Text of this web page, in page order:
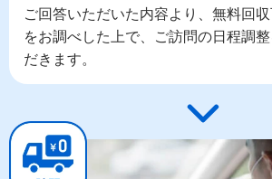
ご回答いただいた内容より、無料回
をお調べした上で、ご訪問の日程調
だきます。